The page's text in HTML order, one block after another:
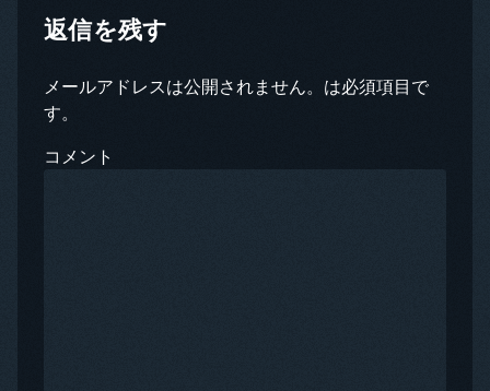
返信を残す
メールアドレスは公開されません。は必須項目で
す。
コメント